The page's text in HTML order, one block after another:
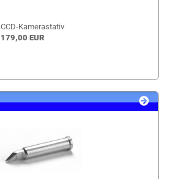
CCD-Kamerastativ
179,00 EUR